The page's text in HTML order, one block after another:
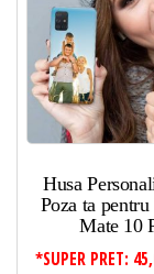
Husa
Poza ta
Mate 10
*SUPER PRET: